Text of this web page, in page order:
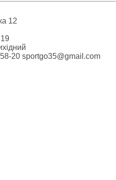
12
20 sportgo35@gmail.com